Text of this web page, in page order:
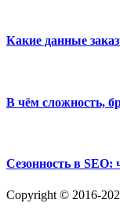
Какие данные
В чём сложность,
Сезонность в SEO:
Copyright © 2016-